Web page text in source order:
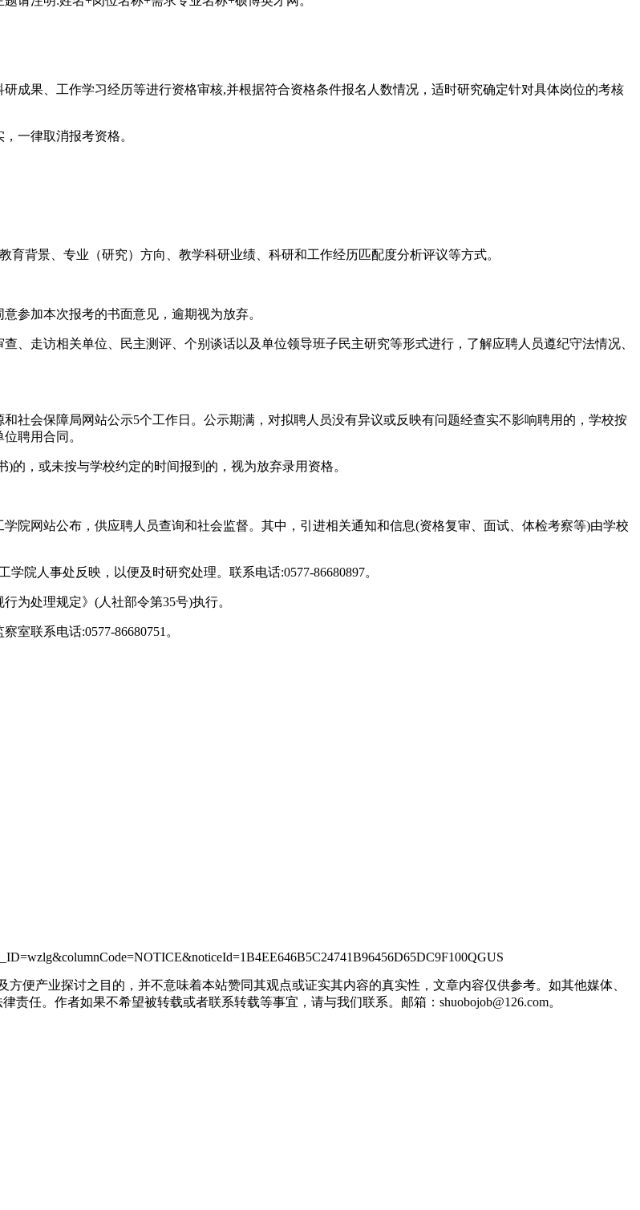
成果、工作学习经历等进行资格审核,并根据符合资格条件报名人数情况，适时研究确定针对具体岗位的考核
一律取消报考资格。
背景、专业（研究）方向、教学科研业绩、科研和工作经历匹配度分析评议等方式。
参加本次报考的书面意见，逾期视为放弃。
、走访相关单位、民主测评、个别谈话以及单位领导班子民主研究等形式进行，了解应聘人员遵纪守法情况、
社会保障局网站公示5个工作日。公示期满，对拟聘人员没有异议或反映有问题经查实不影响聘用的，学校按
聘用合同。
，或未按与学校约定的时间报到的，视为放弃录用资格。
院网站公布，供应聘人员查询和社会监督。其中，引进相关通知和信息(资格复审、面试、体检考察等)由学校
院人事处反映，以便及时研究处理。联系电话:0577-86680897。
为处理规定》(人社部令第35号)执行。
室联系电话:0577-86680751。
便产业探讨之目的，并不意味着本站赞同其观点或证实其内容的真实性，文章内容仅供参考。如其他媒体、
任。作者如果不希望被转载或者联系转载等事宜，请与我们联系。邮箱：shuobojob@126.com。